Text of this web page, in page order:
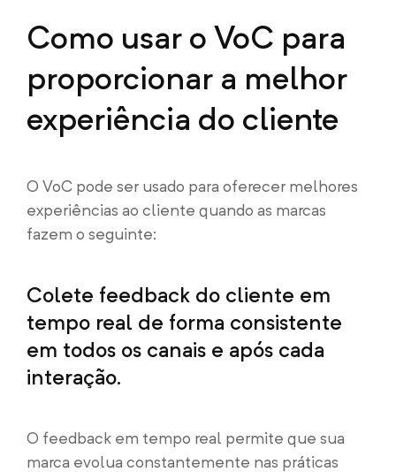
Como usar o VoC para
proporcionar a melhor
experiência do cliente
O VoC pode ser usado para oferecer melhores
experiências ao cliente quando as marcas
fazem o seguinte:
Colete feedback do cliente em
tempo real de forma consistente
em todos os canais e após cada
interação.
O feedback em tempo real permite que sua
marca evolua constantemente nas práticas